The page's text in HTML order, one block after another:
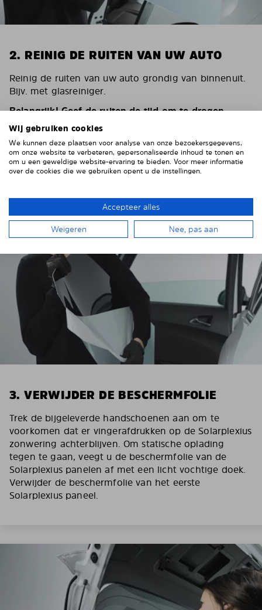
2. REINIG DE RUITEN VAN UW AUTO
Reinig de ruiten van uw auto grondig van binnenuit.
Bijv. met glasreiniger.
Belangrijk! Geef de ruiten de tijd om te drogen.
Om krassen op de bekleding van uw auto te
voorkomen, moet u deze rondom de ruiten afplakken
met stevig plakband. Wij adviseren ducttape of
afplaktape.
3. VERWIJDER DE BESCHERMFOLIE
Trek de bijgeleverde handschoenen aan om te
voorkomen dat er vingerafdrukken op de Solarplexius
zonwering achterblijven. Om statische oplading
tegen te gaan, veegt u de beschermfolie van de
Solarplexius panelen af met een licht vochtige doek.
Verwijder de beschermfolie van het eerste
Solarplexius paneel.
Wij gebruiken cookies
We kunnen deze plaatsen voor analyse van onze bezoekersgegevens,
om onze website te verbeteren, gepersonaliseerde inhoud te tonen en
om u een geweldige website-ervaring te bieden. Voor meer informatie
over de cookies die we gebruiken opent u de instellingen.
Accepteer alles
Weigeren Nee, pas aan